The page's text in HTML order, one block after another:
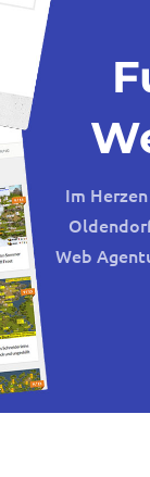
Im
Web